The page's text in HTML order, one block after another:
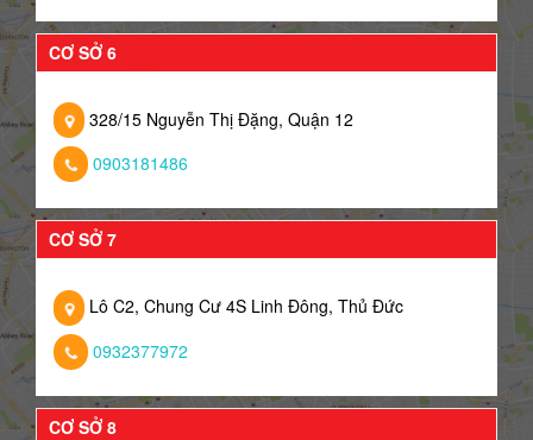
CƠ SỞ 6
328/15 Nguyễn Thị Đặng, Quận 12
0903181486
CƠ SỞ 7
Lô C2, Chung Cư 4S Linh Đông, Thủ Đức
0932377972
CƠ SỞ 8